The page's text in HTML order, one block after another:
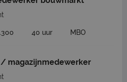
40 uur MBO
magazijnmedewerker